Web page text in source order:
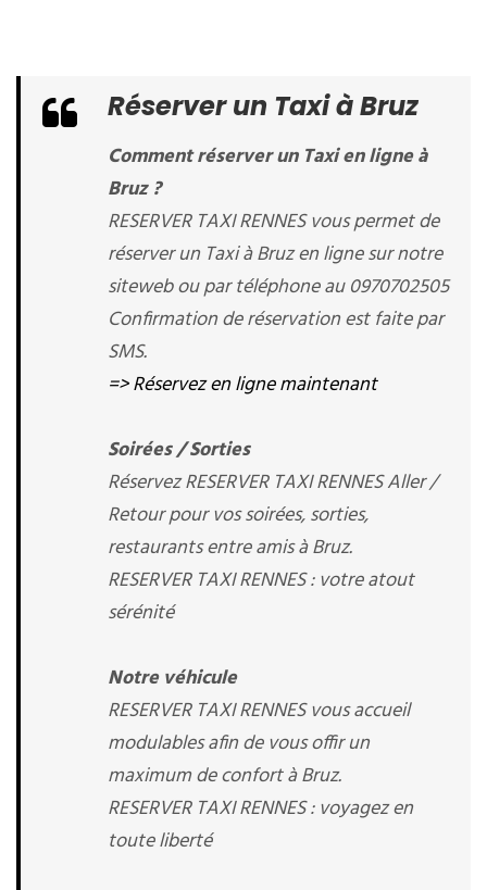
Réserver un Taxi à Bruz
Comment réserver un Taxi en ligne à
Bruz ?
RESERVER TAXI RENNES vous permet de
réserver un Taxi à Bruz en ligne sur notre
siteweb ou par téléphone au 0970702505
Confirmation de réservation est faite par
SMS.
=> Réservez en ligne maintenant
Soirées / Sorties
Réservez RESERVER TAXI RENNES Aller /
Retour pour vos soirées, sorties,
restaurants entre amis à Bruz.
RESERVER TAXI RENNES : votre atout
sérénité
Notre véhicule
RESERVER TAXI RENNES vous accueil
modulables afin de vous offir un
maximum de confort à Bruz.
RESERVER TAXI RENNES : voyagez en
toute liberté